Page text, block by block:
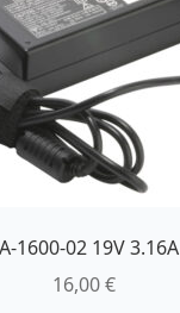
1600-02 19V 3.16A
16,00€